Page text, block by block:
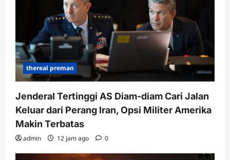
thereal preman
Jenderal Tertinggi AS Diam-diam Cari Jalan
Keluar dari Perang Iran, Opsi Militer Amerika
Makin Terbatas
admin 12 jam ago 0